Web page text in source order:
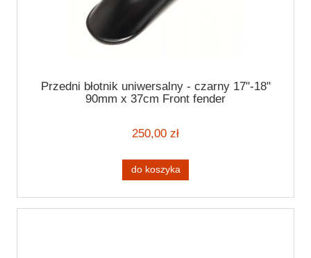
Przedni błotnik uniwersalny - czarny 17"-18"
90mm x 37cm Front fender
250,00 zł
do koszyka